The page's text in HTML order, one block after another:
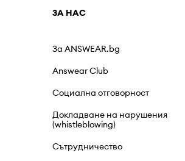
ЗА НАС
За ANSWEAR.bg
Answear Club
Социална отговорност
Докладване на нарушения
(whistleblowing)
Сътрудничество